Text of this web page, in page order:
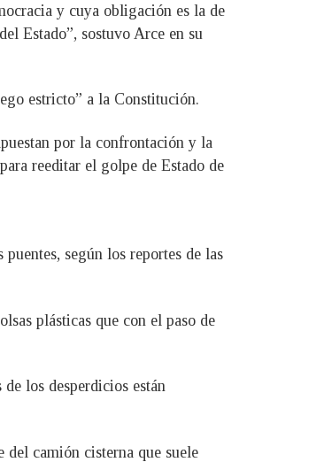
y cuya obligación es la de
Estado”, sostuvo Arce en su
estricto” a la Constitución.
por la confrontación y la
reeditar el golpe de Estado de
según los reportes de las
plásticas que con el paso de
los desperdicios están
del camión cisterna que suele